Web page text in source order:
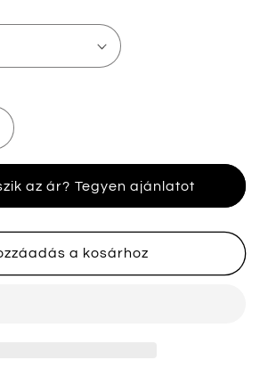
az ár? Tegyen ajánlatot
a kosárhoz